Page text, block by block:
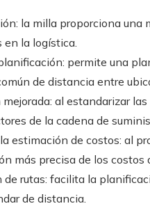
la milla proporciona una
la logística.
permite una
de distancia entre
mejorada: al estandarizar
de la cadena de
estimación de costos: al
más precisa de los
rutas: facilita la
de distancia.